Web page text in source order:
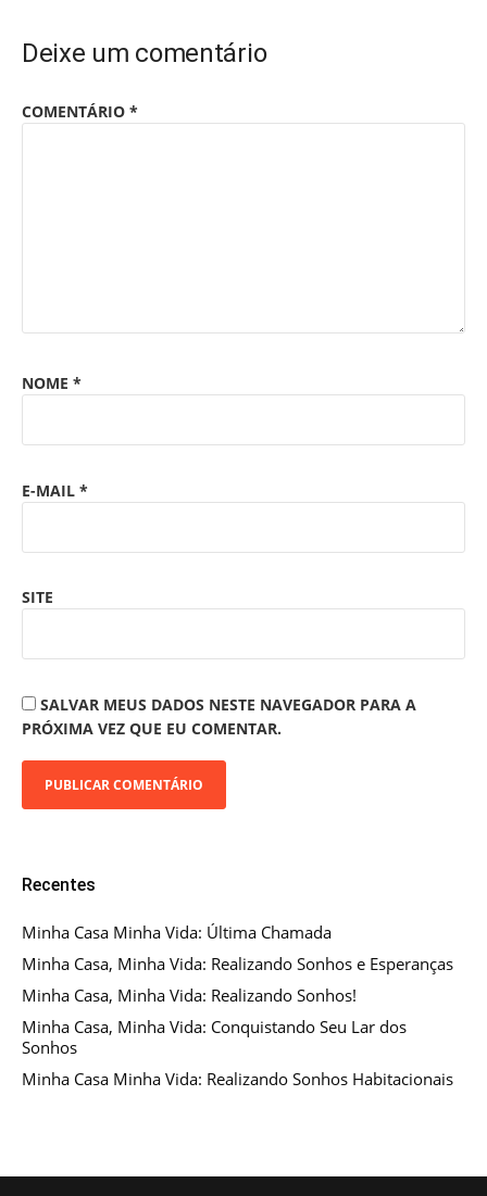
Deixe um comentário
COMENTÁRIO *
NOME *
E-MAIL *
SITE
SALVAR MEUS DADOS NESTE NAVEGADOR PARA A
PRÓXIMA VEZ QUE EU COMENTAR.
Recentes
Minha Casa Minha Vida: Última Chamada
Minha Casa, Minha Vida: Realizando Sonhos e Esperanças
Minha Casa, Minha Vida: Realizando Sonhos!
Minha Casa, Minha Vida: Conquistando Seu Lar dos
Sonhos
Minha Casa Minha Vida: Realizando Sonhos Habitacionais